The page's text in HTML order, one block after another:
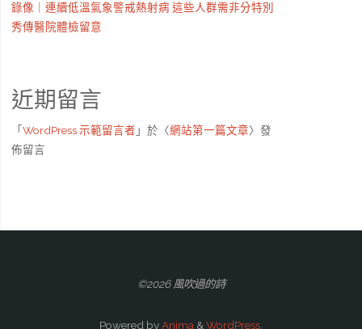
錄像｜連續低溫氣象警戒熱射病 這些人群需非分特別
秀傳醫院體檢留意
近期留言
「WordPress 示範留言者 」於〈網站第一篇文章〉發
佈留言
©2026 風吹過的詩
Powered byAnima & WordPress.